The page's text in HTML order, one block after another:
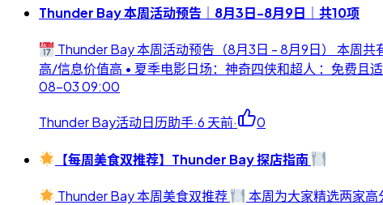
Thunder Bay 本周活动预告｜8月3日-8月9日｜共10项
Thunder Bay 本周活动预告（8月3日 - 8月9日） 本周共
高/信息价值高 • 夏季电影日场：神奇四侠和超人 ：免费且
08-03 09:00
Thunder Bay活动日历助手·6 天前· 0
【每周美食双推荐】Thunder Bay 探店指南
Thunder Bay 本周美食双推荐 本周为大家精选两家高